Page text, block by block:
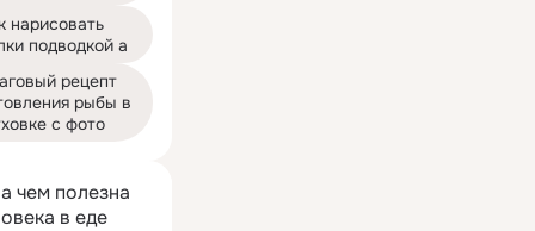
чем полезна
в еде
нарисовать
подводкой a
рецепт
рыбы в
с фото